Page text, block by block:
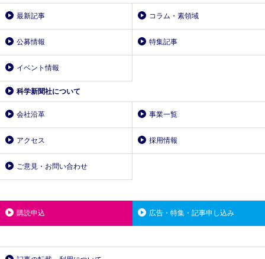
最新記事 コラム・素領域
公募情報 特集記事
イベント情報
科学新聞社について
会社沿革 事業一覧
アクセス 採用情報
ご意見・お問い合わせ
購読申込 広告・特集・記事申し込み